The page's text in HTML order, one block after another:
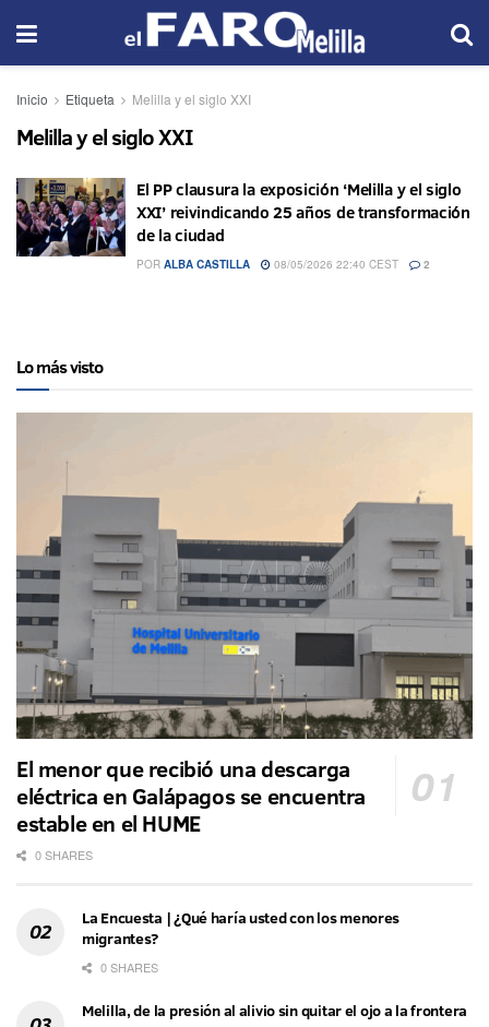
Inicio Etiqueta Melilla y el siglo XXI
Melilla y el siglo XXI
El PP clausura la exposición ‘Melilla y el siglo
XXI’ reivindicando 25 años de transformación
de la ciudad
POR ALBA CASTILLA 08/05/2026 22:40 CEST 2
Lo más visto
El menor que recibió una descarga
eléctrica en Galápagos se encuentra
estable en el HUME
0 SHARES
La Encuesta | ¿Qué haría usted con los menores
migrantes?
0 SHARES
Melilla, de la presión al alivio sin quitar el ojo a la frontera